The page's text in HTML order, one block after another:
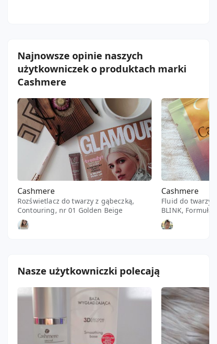
Najnowsze opinie naszych
użytkowniczek o produktach marki
Cashmere
Cashmere
Rozświetlacz do twarzy z gąbeczką,
Contouring, nr 01 Golden Beige
Cashmere
Fluid do twarzy,
BLINK,
kolor: Natural
Nasze użytkowniczki polecają